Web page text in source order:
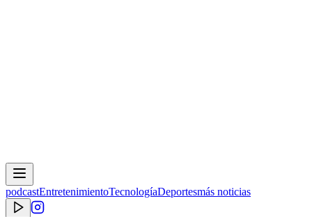
podcastEntretenimientoTecnologíaDeportesmás noticias